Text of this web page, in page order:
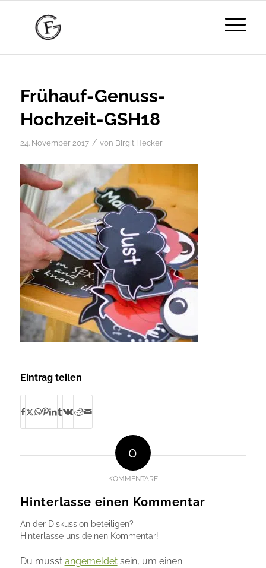
Frühauf-Genuss-
Hochzeit-GSH18
24. November 2017 / von Birgit Hecker
Eintrag teilen
0
KOMMENTARE
Hinterlasse einen Kommentar
An der Diskussion beteiligen?
Hinterlasse uns deinen Kommentar!
Du musst angemeldetsein, um einen